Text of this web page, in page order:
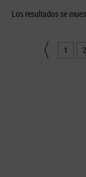
Los resultados se
1 2